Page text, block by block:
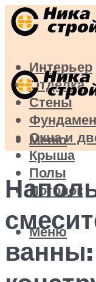
Интерьер
Отделка
Стены
Окна и
Крыша
Полы
Потолок
Меню
Меню